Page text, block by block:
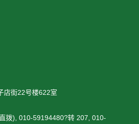
店街22号楼622室
拨), 010-59194480?转 207, 010-